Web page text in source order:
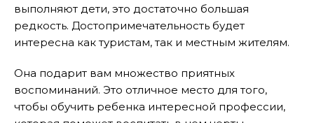
выполняют дети, это достаточно большая
редкость. Достопримечательность будет
интересна как туристам, так и местным жителям.
Она подарит вам множество приятных
воспоминаний. Это отличное место для того,
чтобы обучить ребенка интересной профессии,